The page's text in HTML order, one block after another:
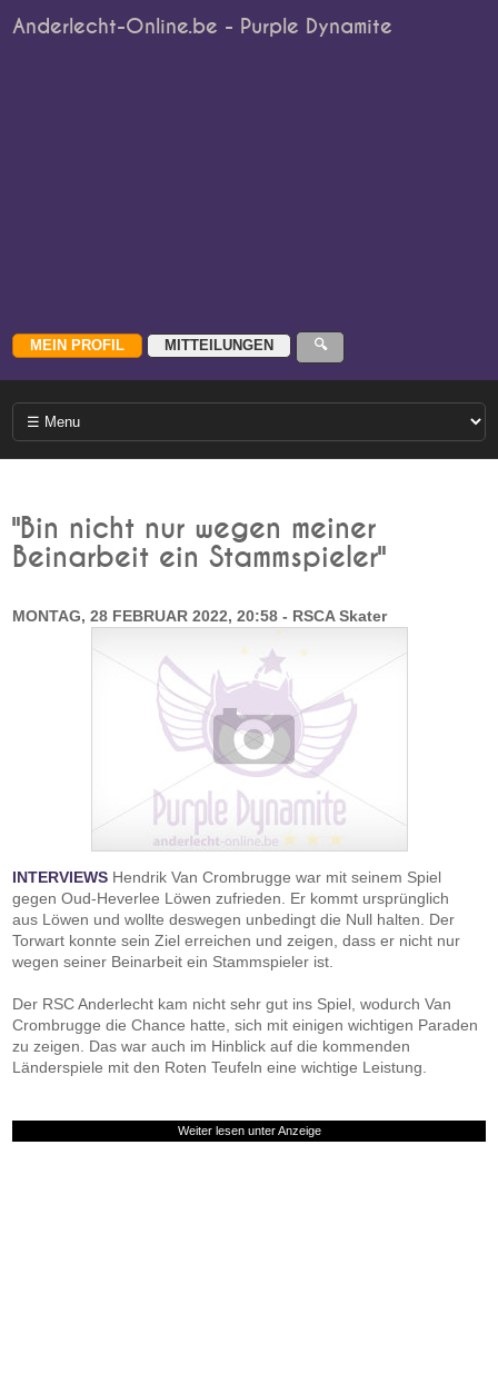
Anderlecht-Online.be - Purple Dynamite
"Bin nicht nur wegen meiner
Beinarbeit ein Stammspieler"
MONTAG, 28 FEBRUAR 2022, 20:58 - RSCA Skater
INTERVIEWS Hendrik Van Crombrugge war mit seinem Spiel
gegen Oud-Heverlee Löwen zufrieden. Er kommt ursprünglich
aus Löwen und wollte deswegen unbedingt die Null halten. Der
Torwart konnte sein Ziel erreichen und zeigen, dass er nicht nur
wegen seiner Beinarbeit ein Stammspieler ist.
Der RSC Anderlecht kam nicht sehr gut ins Spiel, wodurch Van
Crombrugge die Chance hatte, sich mit einigen wichtigen Paraden
zu zeigen. Das war auch im Hinblick auf die kommenden
Länderspiele mit den Roten Teufeln eine wichtige Leistung.
Weiter lesen unter Anzeige